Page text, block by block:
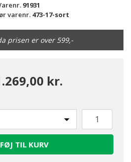
91931
varenr. 473-17-sort
prisen er over 599,-
kr.
TIL KURV